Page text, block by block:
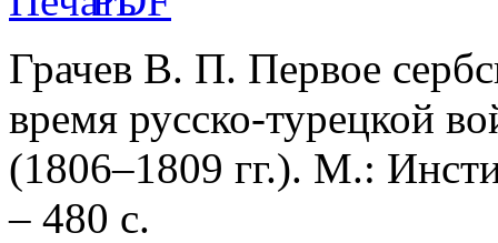
Грачев В. П. Первое
время русско-турецкой
(1806–1809 гг.). М.:
– 480 с.